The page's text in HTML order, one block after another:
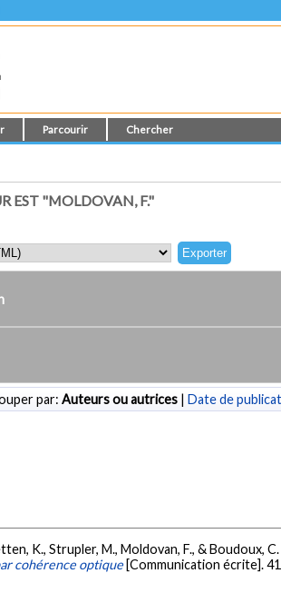
Parcourir Chercher
EST "MOLDOVAN, F."
par: Auteurs ou autrices | Date de
K., Strupler, M., Moldovan, F., & Boudoux,
cohérence optique [Communication écrite].